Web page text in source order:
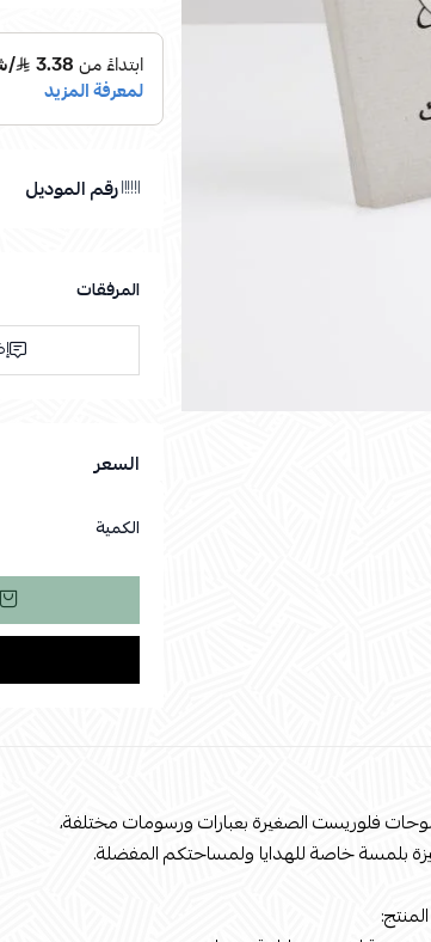
رقم الموديل
المرفقات
السعر
الكمية
فلوريست الصغيرة بعبارات ورسومات مختلفة،
بلمسة خاصة للهدايا ولمساحتكم المفضلة.